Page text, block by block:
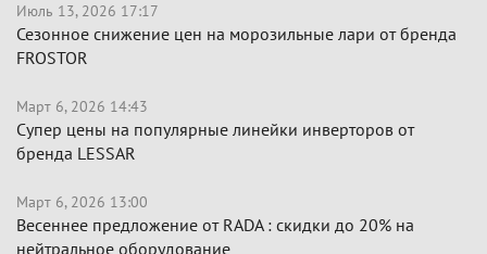
Июль 13, 2026 17:17
Сезонное снижение цен на морозильные лари от бренда
FROSTOR
Март 6, 2026 14:43
Супер цены на популярные линейки инверторов от
бренда LESSAR
Март 6, 2026 13:00
Весеннее предложение от RADA : скидки до 20% на
нейтральное оборудование